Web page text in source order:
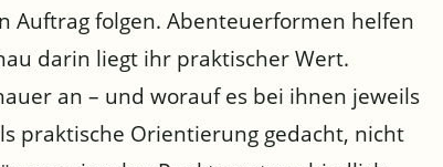
Auftrag folgen. Abenteuerformen helfen
darin liegt ihr praktischer Wert.
an – und worauf es bei ihnen jeweils
praktische Orientierung gedacht, nicht